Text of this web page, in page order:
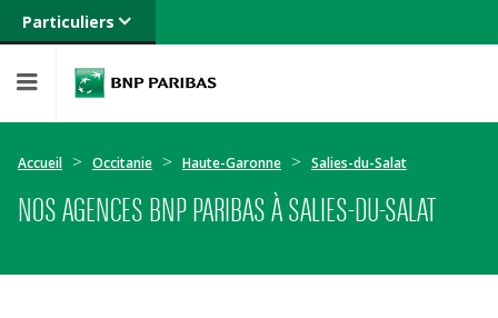
Particuliers
Banque privée
Entreprises
Accueil Occitanie Haute-Garonne Salies-du-Salat
NOS AGENCES BNP PARIBAS À SALIES-DU-SALAT